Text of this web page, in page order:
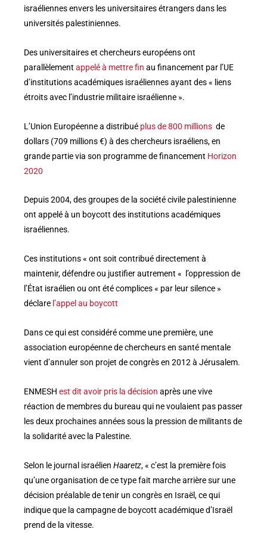
israéliennes envers les universitaires étrangers dans les
universités palestiniennes.
Des universitaires et chercheurs européens ont
parallèlement appelé à mettre fin au financement par l’UE
d’institutions académiques israéliennes ayant des « liens
étroits avec l’industrie militaire israélienne ».
L’Union Européenne a distribué plus de 800 millions de
dollars (709 millions €) à des chercheurs israéliens, en
grande partie via son programme de financement Horizon
2020
Depuis 2004, des groupes de la société civile palestinienne
ont appelé à un boycott des institutions académiques
israéliennes.
Ces institutions « ont soit contribué directement à
maintenir, défendre ou justifier autrement « l’oppression de
l’État israélien ou ont été complices « par leur silence »
déclare l’appel au boycott
Dans ce qui est considéré comme une première, une
association européenne de chercheurs en santé mentale
vient d’annuler son projet de congrès en 2012 à Jérusalem.
ENMESH est dit avoir pris la décision après une vive
réaction de membres du bureau qui ne voulaient pas passer
les deux prochaines années sous la pression de militants de
la solidarité avec la Palestine.
Selon le journal israélien Haaretz, « c’est la première fois
qu’une organisation de ce type fait marche arrière sur une
décision préalable de tenir un congrès en Israël, ce qui
indique que la campagne de boycott académique d’Israël
prend de la vitesse.